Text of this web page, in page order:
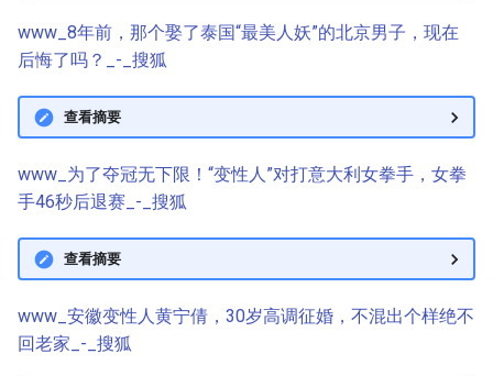
www_8年前，那个娶了泰国“最美人妖”的北京男子，现在
后悔了吗？_-_搜狐
查看摘要
www_为了夺冠无下限！“变性人”对打意大利女拳手，女拳
手46秒后退赛_-_搜狐
查看摘要
www_安徽变性人黄宁倩，30岁高调征婚，不混出个样绝不
回老家_-_搜狐